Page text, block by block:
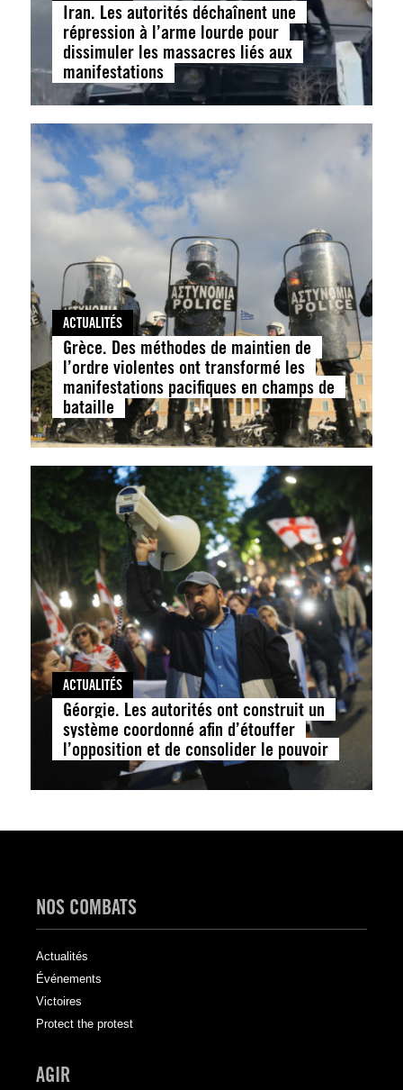
Iran. Les autorités déchaînent une
répression à l’arme lourde pour
dissimuler les massacres liés aux
manifestations
ACTUALITÉS
Grèce. Des méthodes de maintien de
l’ordre violentes ont transformé les
manifestations pacifiques en champs de
bataille
ACTUALITÉS
Géorgie. Les autorités ont construit un
système coordonné afin d’étouffer
l’opposition et de consolider le pouvoir
NOS COMBATS
Actualités
Événements
Victoires
Protect the protest
AGIR